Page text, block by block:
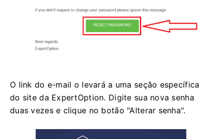
O link do e-mail o levará a uma seção específica
do site da ExpertOption. Digite sua nova senha
duas vezes e clique no botão "Alterar senha".